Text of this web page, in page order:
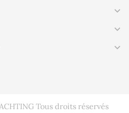



Tous droits réservés